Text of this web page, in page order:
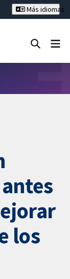
Más idiomas
los